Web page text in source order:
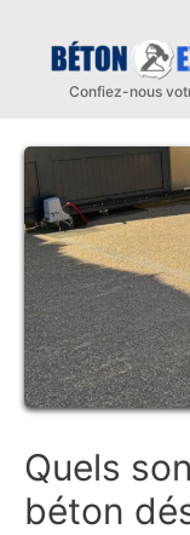
contenu
Quels
béton